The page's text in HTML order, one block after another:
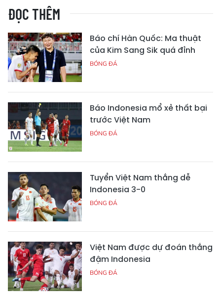
ĐỌC THÊM
Báo chí Hàn Quốc: Ma thuật
của Kim Sang Sik quá đỉnh
BÓNG ĐÁ
Báo Indonesia mổ xẻ thất bại
trước Việt Nam
BÓNG ĐÁ
Tuyển Việt Nam thắng dễ
Indonesia 3-0
BÓNG ĐÁ
Việt Nam được dự đoán thắng
đậm Indonesia
BÓNG ĐÁ